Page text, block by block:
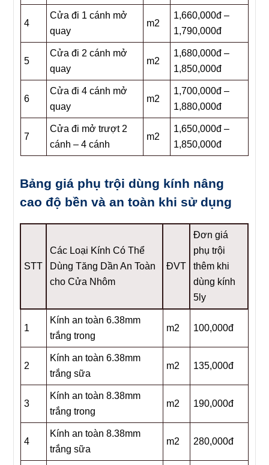
4
Cửa đi 1 cánh mở
quay
m2
1,660,000đ –
1,790,000đ
5
Cửa đi 2 cánh mở
quay
m2
1,680,000đ –
1,850,000đ
6
Cửa đi 4 cánh mở
quay
m2
1,700,000đ –
1,880,000đ
7
Cửa đi mở trượt 2
cánh – 4 cánh
m2
1,650,000đ –
1,850,000đ
Bảng giá phụ trội dùng kính nâng
cao độ bền và an toàn khi sử dụng
STT
Các Loại Kính Có Thể
Dùng Tăng Dần An Toàn
cho Cửa Nhôm
ĐVT
Đơn giá
phụ trội
thêm khi
dùng kính
5ly
1
Kính an toàn 6.38mm
trắng trong
m2 100,000đ
2
Kính an toàn 6.38mm
trắng sữa
m2 135,000đ
3
Kính an toàn 8.38mm
trắng trong
m2 190,000đ
4
Kính an toàn 8.38mm
trắng sữa
m2 280,000đ